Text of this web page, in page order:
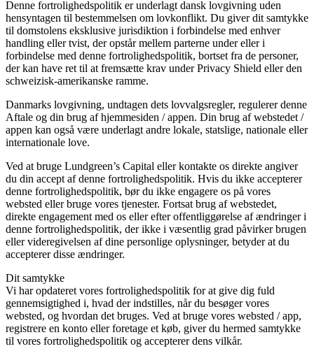
Denne fortrolighedspolitik er underlagt dansk lovgivning uden
hensyntagen til bestemmelsen om lovkonflikt. Du giver dit samtykke
til domstolens eksklusive jurisdiktion i forbindelse med enhver
handling eller tvist, der opstår mellem parterne under eller i
forbindelse med denne fortrolighedspolitik, bortset fra de personer,
der kan have ret til at fremsætte krav under Privacy Shield eller den
schweizisk-amerikanske ramme.
Danmarks lovgivning, undtagen dets lovvalgsregler, regulerer denne
Aftale og din brug af hjemmesiden / appen. Din brug af webstedet /
appen kan også være underlagt andre lokale, statslige, nationale eller
internationale love.
Ved at bruge Lundgreen’s Capital eller kontakte os direkte angiver
du din accept af denne fortrolighedspolitik. Hvis du ikke accepterer
denne fortrolighedspolitik, bør du ikke engagere os på vores
websted eller bruge vores tjenester. Fortsat brug af webstedet,
direkte engagement med os eller efter offentliggørelse af ændringer i
denne fortrolighedspolitik, der ikke i væsentlig grad påvirker brugen
eller videregivelsen af ​​dine personlige oplysninger, betyder at du
accepterer disse ændringer.
Dit samtykke
Vi har opdateret vores fortrolighedspolitik for at give dig fuld
gennemsigtighed i, hvad der indstilles, når du besøger vores
websted, og hvordan det bruges. Ved at bruge vores websted / app,
registrere en konto eller foretage et køb, giver du hermed samtykke
til vores fortrolighedspolitik og accepterer dens vilkår.